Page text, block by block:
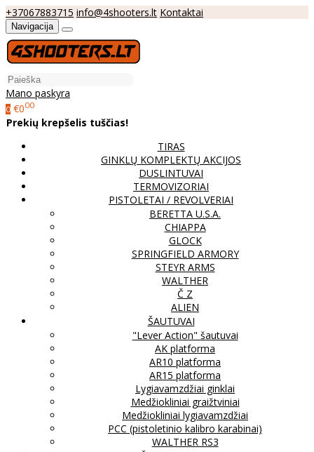
+37067883715 info@4shooters.lt Kontaktai
Navigacija
Mano paskyra
0 €000
Prekių krepšelis tuščias!
TIRAS
GINKLŲ KOMPLEKTŲ AKCIJOS
DUSLINTUVAI
TERMOVIZORIAI
PISTOLETAI / REVOLVERIAI
BERETTA U.S.A.
CHIAPPA
GLOCK
SPRINGFIELD ARMORY
STEYR ARMS
WALTHER
Č Z
ALIEN
ŠAUTUVAI
"Lever Action" šautuvai
AK platforma
AR10 platforma
AR15 platforma
Lygiavamzdžiai ginklai
Medžiokliniai graižtviniai
Medžiokliniai lygiavamzdžiai
PCC (pistoletinio kalibro karabinai)
WALTHER RS3